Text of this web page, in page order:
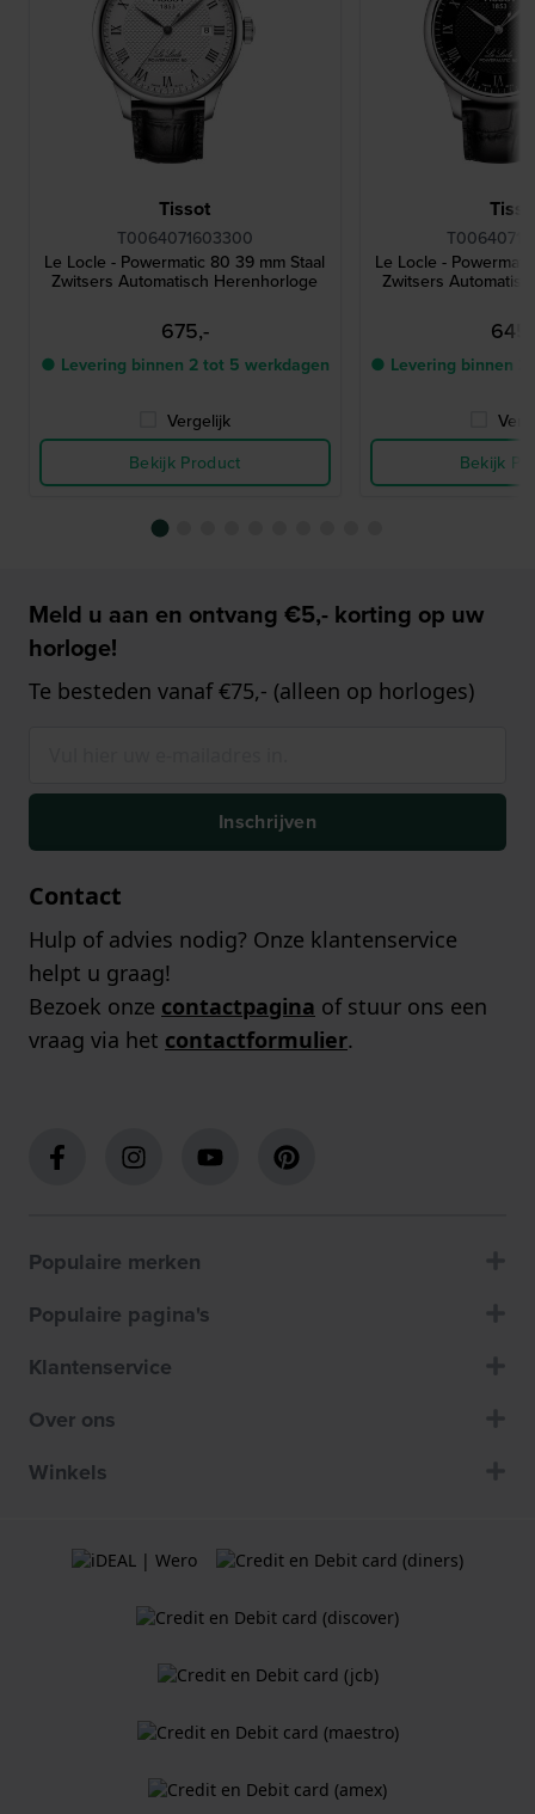
Tissot
T0064071603300
Le Locle - Powermatic 80 39 mm Staal
Zwitsers Automatisch Herenhorloge
675,-
● Levering binnen 2 tot 5 werkdagen
Vergelijk
Bekijk Product
Le Locle -
Zwitsers
● Levering binnen 2
Bekijk
Meld u aan en ontvang €5,- korting op uw
horloge!
Te besteden vanaf €75,- (alleen op horloges)
Inschrijven
Contact
Hulp of advies nodig? Onze klantenservice
helpt u graag!
Bezoek onze contactpagina of stuur ons een
vraag via het contactformulier.
Populaire merken
Populaire pagina's
Klantenservice
Over ons
Winkels